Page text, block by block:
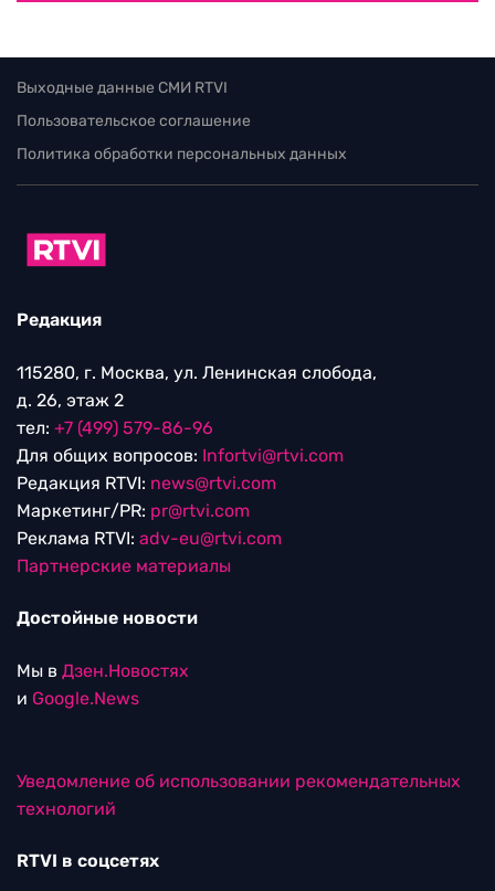
Выходные данные СМИ RTVI
Пользовательское соглашение
Политика обработки персональных данных
Редакция
115280, г. Москва, ул. Ленинская слобода,
д. 26, этаж 2
тел: +7 (499) 579-86-96
Для общих вопросов: Infortvi@rtvi.com
Редакция RTVI: news@rtvi.com
Маркетинг/PR: pr@rtvi.com
Реклама RTVI: adv-eu@rtvi.com
Партнерские материалы
Достойные новости
Мы в Дзен.Новостях
и Google.News
Уведомление об использовании рекомендательных
технологий
RTVI в соцсетях